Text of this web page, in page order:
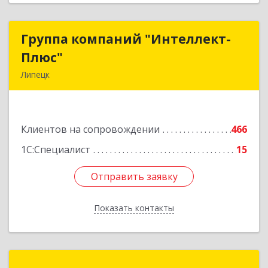
Группа компаний "Интеллект-
Плюс"
Липецк
Клиентов на сопровождении
466
1С:Специалист
15
Отправить заявку
Показать контакты
Группа компаний "Интеллект-
Подробнее
Отправить заявку
Назад